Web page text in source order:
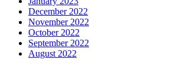
CALL CENTER
FACT CHECK
Tiktok ဆယ်လီများ